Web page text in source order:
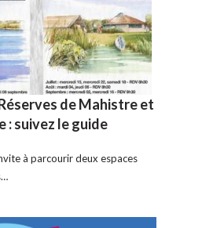
de Mahistre et
: suivez le guide
à parcourir deux espaces